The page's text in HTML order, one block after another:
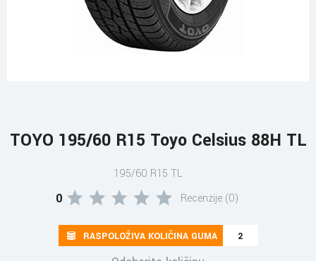
TOYO 195/60 R15 Toyo Celsius 88H TL
195/60 R15 TL
0 Recenzije (0)
RASPOLOŽIVA KOLIČINA GUMA 2